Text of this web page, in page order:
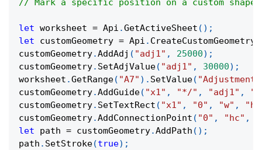
// Mark a specific position on a custom
let worksheet = Api .GetActiveSheet ( ) ;
let customGeometry = Api . CreateCustomGeometry
customGeometry.AddAdj ( "adj1" , 25000) ;
customGeometry. SetAdjValue( "adj1" , 30000) ;
worksheet .GetRange( "A7" ) . SetValue(
customGeometry.AddGuide( "x1" , "*/" , "adj1" ,
customGeometry. SetTextRect ( "x1" , "0" , "w" , "h"
customGeometry.AddConnectionPoint ( "0" , "hc" ,
let path = customGeometry.AddPath ( ) ;
path . SetStroke(true) ;